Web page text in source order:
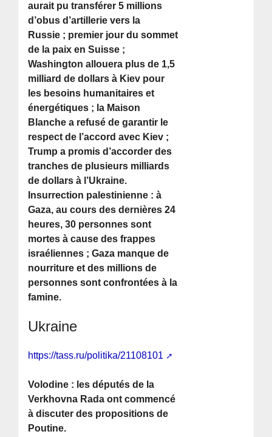
aurait pu transférer 5 millions
d’obus d’artillerie vers la
Russie ; premier jour du sommet
de la paix en Suisse ;
Washington allouera plus de 1,5
milliard de dollars à Kiev pour
les besoins humanitaires et
énergétiques ; la Maison
Blanche a refusé de garantir le
respect de l’accord avec Kiev ;
Trump a promis d’accorder des
tranches de plusieurs milliards
de dollars à l’Ukraine.
Insurrection palestinienne : à
Gaza, au cours des dernières 24
heures, 30 personnes sont
mortes à cause des frappes
israéliennes ; Gaza manque de
nourriture et des millions de
personnes sont confrontées à la
famine.
Ukraine
https://tass.ru/politika/21108101
Volodine : les députés de la
Verkhovna Rada ont commencé
à discuter des propositions de
Poutine.